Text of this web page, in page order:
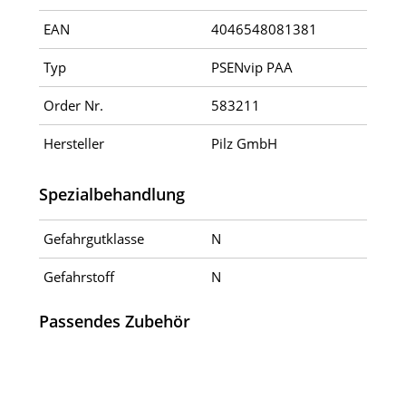
EAN 4046548081381
Typ PSENvip PAA
Order Nr. 583211
Hersteller Pilz GmbH
Spezialbehandlung
Gefahrgutklasse N
Gefahrstoff N
Passendes Zubehör